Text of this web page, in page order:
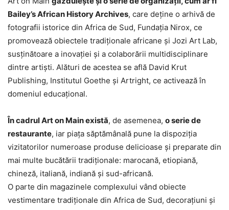
Bailey’s African History Archives, care deţine o arhivă de
fotografii istorice din Africa de Sud, Fundaţia Nirox, ce
promovează obiectele tradiţionale africane şi Jozi Art Lab,
susţinătoare a inovaţiei şi a colaborării multidisciplinare
dintre artişti. Alături de acestea se află David Krut
Publishing, Institutul Goethe şi Artright, ce activează în
domeniul educaţional.
În cadrul Art on Main există, de asemenea, o serie de
restaurante, iar piaţa săptămânală pune la dispoziţia
vizitatorilor numeroase produse delicioase şi preparate din
mai multe bucătării tradiţionale: marocană, etiopiană,
chineză, italiană, indiană şi sud-africană.
O parte din magazinele complexului vând obiecte
vestimentare tradiţionale din Africa de Sud, decoraţiuni şi